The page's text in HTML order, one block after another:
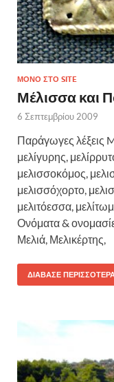
ΜΌΝΟ ΣΤΟ SITE
Μέλισσα και
6 Σεπτεμβρίου 2009
Παράγωγες λέξεις
μελίγυρης,
μελισσοκόμος,
μελισσόχορτο,
μελιτόεσσα,
Ονόματα &
Μελιά, Μελικέρτης,
ΔΙΆΒΑΣΕ